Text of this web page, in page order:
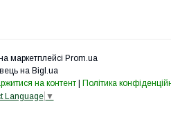
маркетплейсі Prom.ua
на Bigl.ua
на контент
Політика
Language ▼